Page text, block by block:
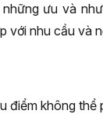
ưu và
với nhu cầu và
điểm không thể